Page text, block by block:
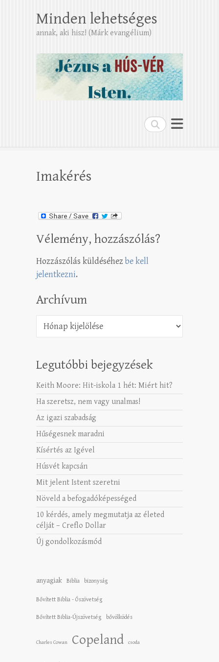
Search
Minden lehetséges
annak, aki hisz! (Márk evangélium)
Imakérés
Vélemény, hozzászólás?
Hozzászólás küldéséhezbe kell
jelentkezni.
Archívum
Legutóbbi bejegyzések
Keith Moore: Hit-iskola 1 hét: Miért hit?
Ha szeretsz, nem vagy unalmas!
Az igazi szabadság
Hűségesnek maradni
Kísértés az Igével
Húsvét kapcsán
Mit jelent Istent szeretni
Növeld a befogadóképességed
10 kérdés, amely megmutatja az életed
célját – Creflo Dollar
Új gondolkozásmód
anyagiak Biblia bizonyság
Bővített Biblia - Ószövetség
Bővített Biblia-Újszövetség bővölködés
Charles Cowan Copeland csoda